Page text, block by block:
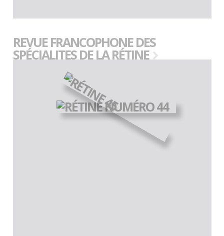
REVUE FRANCOPHONE DES
SPÉCIALITES DE LA RÉTINE